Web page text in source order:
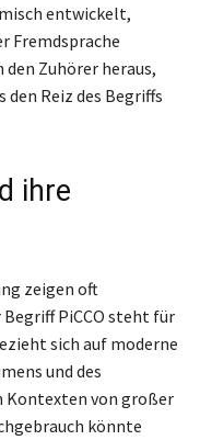
entwickelt,
Fremdsprache
Zuhörer heraus,
Reiz des Begriffs
ihre
zeigen oft
PiCCO steht für
sich auf moderne
und des
Kontexten von großer
könnte